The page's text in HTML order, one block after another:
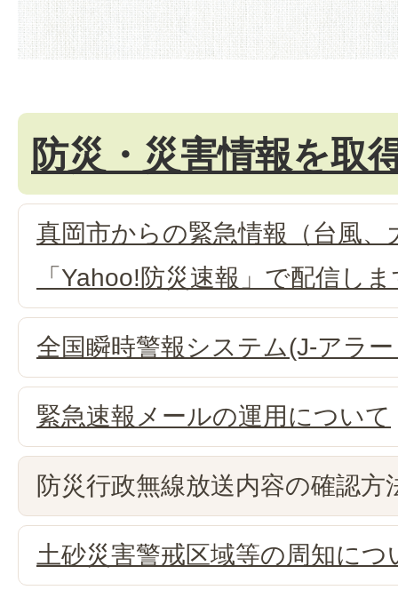
防災・災害情報を取
真岡市からの緊急情報（台風、
「Yahoo!防災速報」で配信し
全国瞬時警報システム(J-アラ
緊急速報メールの運用について
防災行政無線放送内容の確認方
土砂災害警戒区域等の周知につ